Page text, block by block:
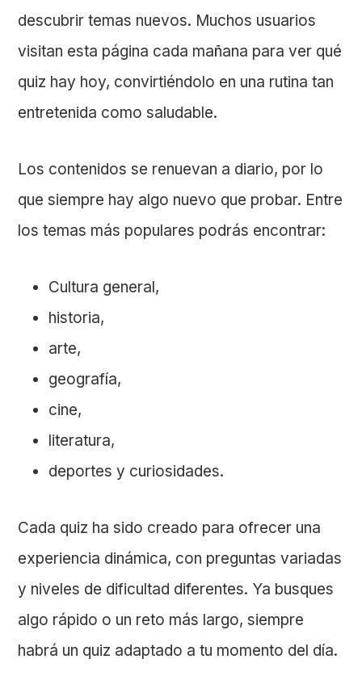
descubrir temas nuevos. Muchos usuarios
visitan esta página cada mañana para ver qué
quiz hay hoy, convirtiéndolo en una rutina tan
entretenida como saludable.
Los contenidos se renuevan a diario, por lo
que siempre hay algo nuevo que probar. Entre
los temas más populares podrás encontrar:
Cultura general,
historia,
arte,
geografía,
cine,
literatura,
deportes y curiosidades.
Cada quiz ha sido creado para ofrecer una
experiencia dinámica, con preguntas variadas
y niveles de dificultad diferentes. Ya busques
algo rápido o un reto más largo, siempre
habrá un quiz adaptado a tu momento del día.